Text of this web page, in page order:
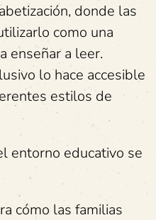
donde las
como una
enseñar a leer.
lo hace accesible
estilos de
entorno educativo se
cómo las familias